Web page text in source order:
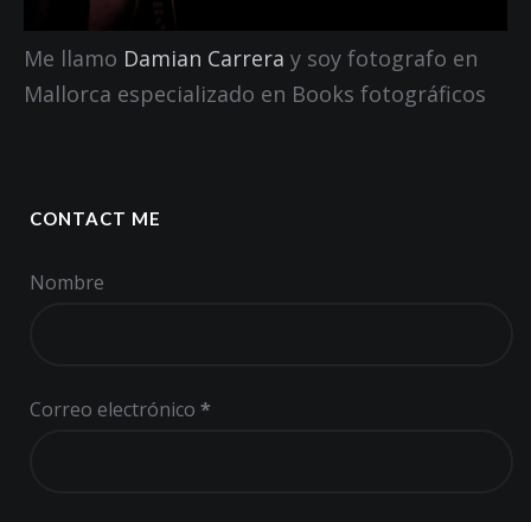
Me llamo Damian Carrera y soy fotografo en
Mallorca especializado en Books fotográficos
CONTACT ME
Nombre
Correo electrónico *